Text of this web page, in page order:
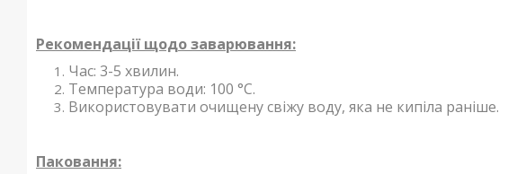
Рекомендації щодо заварювання:
Час: 3-5 хвилин.
Температура води: 100 °С.
Використовувати очищену свіжу воду, яка не кипіла раніше.
Паковання: